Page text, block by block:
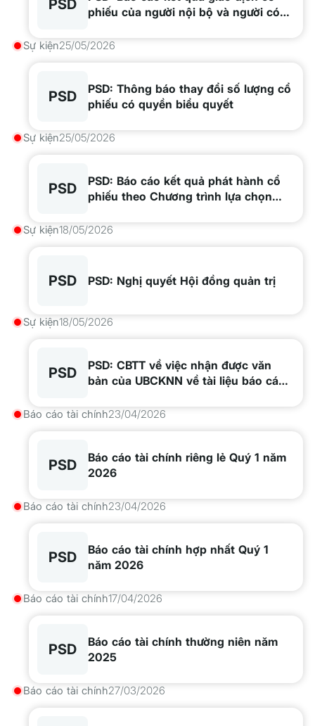
PSD
phiếu của người nội bộ và người có
Sự kiện25/05/2026
PSD
PSD: Thông báo thay đổi số lượng cổ
phiếu có quyền biểu quyết
Sự kiện25/05/2026
PSD
PSD: Báo cáo kết quả phát hành cổ
phiếu theo Chương trình lựa chọn
Sự kiện18/05/2026
PSD PSD: Nghị quyết Hội đồng quản trị
Sự kiện18/05/2026
PSD
PSD: CBTT về việc nhận được văn
bản của UBCKNN về tài liệu báo cáo
Báo cáo tài chính23/04/2026
PSD
Báo cáo tài chính riêng lẻ Quý 1 năm
2026
Báo cáo tài chính23/04/2026
PSD
Báo cáo tài chính hợp nhất Quý 1
năm 2026
Báo cáo tài chính17/04/2026
PSD
Báo cáo tài chính thường niên năm
2025
Báo cáo tài chính27/03/2026